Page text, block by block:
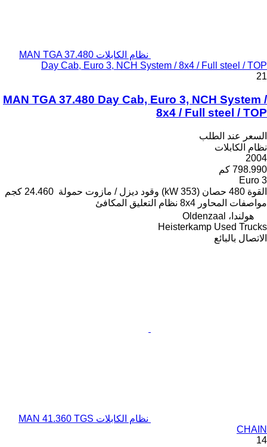
نظام الكابلات MAN TGA 37.480
Day Cab, Euro 3, NCH System / 8x4 / Full steel / TOP
21
MAN TGA 37.480 Day Cab, Euro 3, NCH System /
8x4 / Full steel / TOP
السعر عند الطلب
نظام الكابلات
2004
798.990 كم
Euro 3
القوة 480 حصان (353 kW) وقود ديزل / مازوت حمولة 24.460 كجم
مواصفات المحاور 8x4 نظام التعليق المكافئ
هولندا، Oldenzaal
Heisterkamp Used Trucks
الاتصال بالبائع
نظام الكابلات MAN 41.360 TGS
CHAIN
14